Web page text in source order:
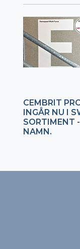
CEMBRIT
INGÅR NU I
SORTIMENT
NAMN.